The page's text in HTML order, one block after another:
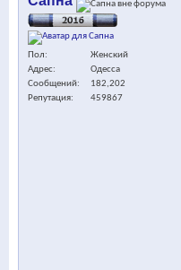
Пол
Женский
Адрес
Одесса
Сообщений
182,202
Репутация
459867